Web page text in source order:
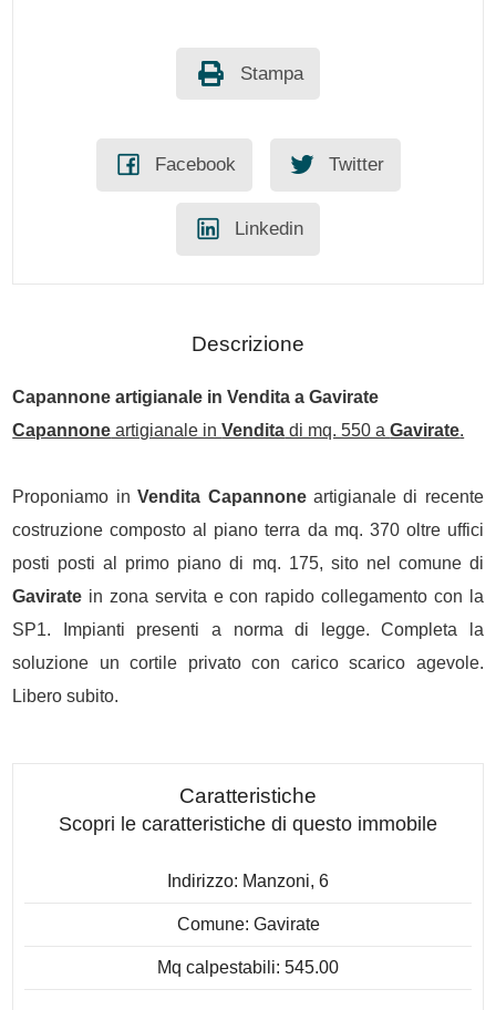
Stampa
Facebook Twitter
Linkedin
Descrizione
Capannone artigianale inVendita aGavirate
Capannone artigianale inVendita di mq. 550 aGavirate.
Proponiamo inVendita Capannoneartigianale di recente
costruzione composto al piano terra da mq. 370 oltre uffici
posti posti al primo piano di mq. 175, sito nel comune di
Gavirate in zona servita e con rapido collegamento con la
SP1. Impianti presenti a norma di legge. Completa la
soluzione un cortile privato con carico scarico agevole.
Libero subito.
Caratteristiche
Scopri le caratteristiche di questo immobile
Indirizzo: Manzoni, 6
Comune: Gavirate
Mq calpestabili: 545.00